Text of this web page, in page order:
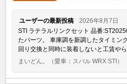
ユーザーの最新投稿
2026年8月7日
STI ラテラルリンクセット 品番
たパーツ。 車庫調を新調したタイミン
回り交換と同時に装着しないと工賃やら
まいどん。
（愛車：スバル WRX STI）